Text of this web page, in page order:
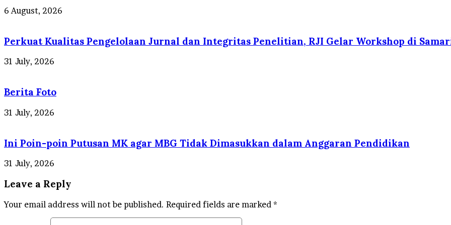
6 August, 2026
Perkuat Kualitas Pengelolaan Jurnal dan Integritas Penelitian, RJI Gelar Workshop di
31 July, 2026
Berita Foto
31 July, 2026
Ini Poin-poin Putusan MK agar MBG Tidak Dimasukkan dalam Anggaran Pendidikan
31 July, 2026
Leave a Reply
Your email address will not be published. Required fields are marked *